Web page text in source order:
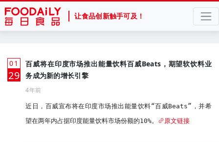
让食品创新触手可及！
01
月
29
百威将在印度市场推出能量饮料百威Beats，期望软饮料业
务成为新的增长引擎
4年前
近日，百威宣布将在印度市场推出能量饮料“百威Beats”，并希
望在两年内占据印度能量饮料市场份额的10%。
原文链接